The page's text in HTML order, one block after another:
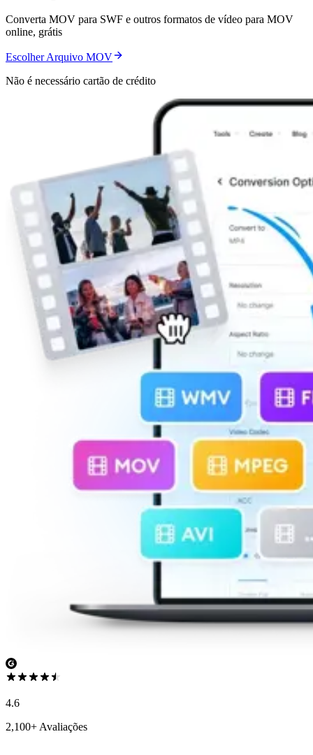
Converta MOV para SWF e outros formatos de vídeo para MOV
online, grátis
Escolher Arquivo MOV
Não é necessário cartão de crédito
4.6
2,100+ Avaliações